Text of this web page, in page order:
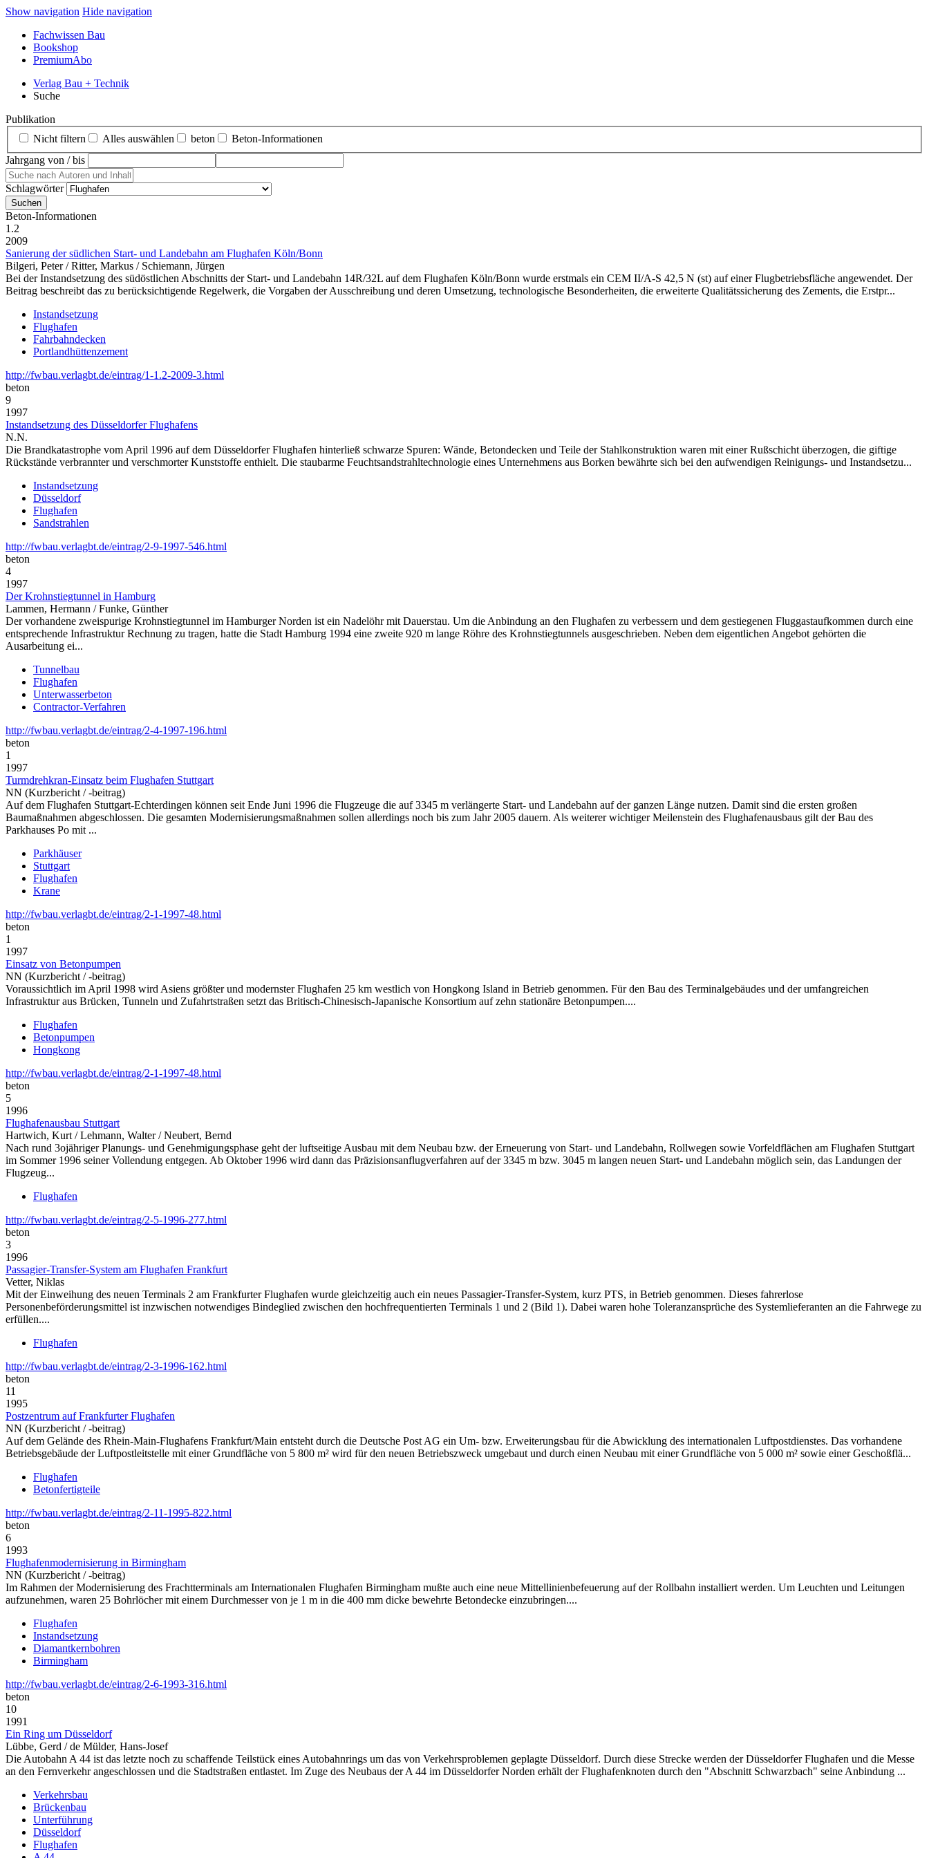
Show navigation Hide navigation
Fachwissen Bau
Bookshop
PremiumAbo
Verlag Bau + Technik
Suche
Publikation
Nicht filtern
Alles auswählen beton
Beton‑Informationen
Jahrgang von / bis
Schlagwörter
Beton‑Informationen
1.2
2009
Sanierung der südlichen Start- und Landebahn am Flughafen Köln/Bonn
Bilgeri, Peter / Ritter, Markus / Schiemann, Jürgen
Bei der Instandsetzung des südöstlichen Abschnitts der Start- und Landebahn 14R/32L auf dem Flughafen Köln/Bonn wurde erstmals ein CEM II/A-S 42,5 N (st) auf einer Flugbetriebsfläche angewendet. Der
Beitrag beschreibt das zu berücksichtigende Regelwerk, die Vorgaben der Ausschreibung und deren Umsetzung, technologische Besonderheiten, die erweiterte Qualitätssicherung des Zements, die Erstpr...
Instandsetzung
Flughafen
Fahrbahndecken
Portlandhüttenzement
http://fwbau.verlagbt.de/eintrag/1-1.2-2009-3.html
beton
9
1997
Instandsetzung des Düsseldorfer Flughafens
N.N.
Die Brandkatastrophe vom April 1996 auf dem Düsseldorfer Flughafen hinterließ schwarze Spuren: Wände, Betondecken und Teile der Stahlkonstruktion waren mit einer Rußschicht überzogen, die giftige
Rückstände verbrannter und verschmorter Kunststoffe enthielt. Die staubarme Feuchtsandstrahltechnologie eines Unternehmens aus Borken bewährte sich bei den aufwendigen Reinigungs- und Instandsetzu...
Instandsetzung
Düsseldorf
Flughafen
Sandstrahlen
http://fwbau.verlagbt.de/eintrag/2-9-1997-546.html
beton
4
1997
Der Krohnstiegtunnel in Hamburg
Lammen, Hermann / Funke, Günther
Der vorhandene zweispurige Krohnstiegtunnel im Hamburger Norden ist ein Nadelöhr mit Dauerstau. Um die Anbindung an den Flughafen zu verbessern und dem gestiegenen Fluggastaufkommen durch eine
entsprechende Infrastruktur Rechnung zu tragen, hatte die Stadt Hamburg 1994 eine zweite 920 m lange Röhre des Krohnstiegtunnels ausgeschrieben. Neben dem eigentlichen Angebot gehörten die
Ausarbeitung ei...
Tunnelbau
Flughafen
Unterwasserbeton
Contractor-Verfahren
http://fwbau.verlagbt.de/eintrag/2-4-1997-196.html
beton
1
1997
Turmdrehkran-Einsatz beim Flughafen Stuttgart
NN (Kurzbericht / -beitrag)
Auf dem Flughafen Stuttgart-Echterdingen können seit Ende Juni 1996 die Flugzeuge die auf 3345 m verlängerte Start- und Landebahn auf der ganzen Länge nutzen. Damit sind die ersten großen
Baumaßnahmen abgeschlossen. Die gesamten Modernisierungsmaßnahmen sollen allerdings noch bis zum Jahr 2005 dauern. Als weiterer wichtiger Meilenstein des Flughafenausbaus gilt der Bau des
Parkhauses Po mit ...
Parkhäuser
Stuttgart
Flughafen
Krane
http://fwbau.verlagbt.de/eintrag/2-1-1997-48.html
beton
1
1997
Einsatz von Betonpumpen
NN (Kurzbericht / -beitrag)
Voraussichtlich im April 1998 wird Asiens größter und modernster Flughafen 25 km westlich von Hongkong Island in Betrieb genommen. Für den Bau des Terminalgebäudes und der umfangreichen
Infrastruktur aus Brücken, Tunneln und Zufahrtstraßen setzt das Britisch-Chinesisch-Japanische Konsortium auf zehn stationäre Betonpumpen....
Flughafen
Betonpumpen
Hongkong
http://fwbau.verlagbt.de/eintrag/2-1-1997-48.html
beton
5
1996
Flughafenausbau Stuttgart
Hartwich, Kurt / Lehmann, Walter / Neubert, Bernd
Nach rund 3ojähriger Planungs- und Genehmigungsphase geht der luftseitige Ausbau mit dem Neubau bzw. der Erneuerung von Start- und Landebahn, Rollwegen sowie Vorfeldflächen am Flughafen Stuttgart
im Sommer 1996 seiner Vollendung entgegen. Ab Oktober 1996 wird dann das Präzisionsanflugverfahren auf der 3345 m bzw. 3045 m langen neuen Start- und Landebahn möglich sein, das Landungen der
Flugzeug...
Flughafen
http://fwbau.verlagbt.de/eintrag/2-5-1996-277.html
beton
3
1996
Passagier-Transfer-System am Flughafen Frankfurt
Vetter, Niklas
Mit der Einweihung des neuen Terminals 2 am Frankfurter Flughafen wurde gleichzeitig auch ein neues Passagier-Transfer-System, kurz PTS, in Betrieb genommen. Dieses fahrerlose
Personenbeförderungsmittel ist inzwischen notwendiges Bindeglied zwischen den hochfrequentierten Terminals 1 und 2 (Bild 1). Dabei waren hohe Toleranzansprüche des Systemlieferanten an die Fahrwege zu
erfüllen....
Flughafen
http://fwbau.verlagbt.de/eintrag/2-3-1996-162.html
beton
11
1995
Postzentrum auf Frankfurter Flughafen
NN (Kurzbericht / -beitrag)
Auf dem Gelände des Rhein-Main-Flughafens Frankfurt/Main entsteht durch die Deutsche Post AG ein Um- bzw. Erweiterungsbau für die Abwicklung des internationalen Luftpostdienstes. Das vorhandene
Betriebsgebäude der Luftpostleitstelle mit einer Grundfläche von 5 800 m² wird für den neuen Betriebszweck umgebaut und durch einen Neubau mit einer Grundfläche von 5 000 m² sowie einer Geschoßflä...
Flughafen
Betonfertigteile
http://fwbau.verlagbt.de/eintrag/2-11-1995-822.html
beton
6
1993
Flughafenmodernisierung in Birmingham
NN (Kurzbericht / -beitrag)
Im Rahmen der Modernisierung des Frachtterminals am Internationalen Flughafen Birmingham mußte auch eine neue Mittellinienbefeuerung auf der Rollbahn installiert werden. Um Leuchten und Leitungen
aufzunehmen, waren 25 Bohrlöcher mit einem Durchmesser von je 1 m in die 400 mm dicke bewehrte Betondecke einzubringen....
Flughafen
Instandsetzung
Diamantkernbohren
Birmingham
http://fwbau.verlagbt.de/eintrag/2-6-1993-316.html
beton
10
1991
Ein Ring um Düsseldorf
Lübbe, Gerd / de Mülder, Hans-Josef
Die Autobahn A 44 ist das letzte noch zu schaffende Teilstück eines Autobahnrings um das von Verkehrsproblemen geplagte Düsseldorf. Durch diese Strecke werden der Düsseldorfer Flughafen und die Messe
an den Fernverkehr angeschlossen und die Stadtstraßen entlastet. Im Zuge des Neubaus der A 44 im Düsseldorfer Norden erhält der Flughafenknoten durch den "Abschnitt Schwarzbach" seine Anbindung ...
Verkehrsbau
Brückenbau
Unterführung
Düsseldorf
Flughafen